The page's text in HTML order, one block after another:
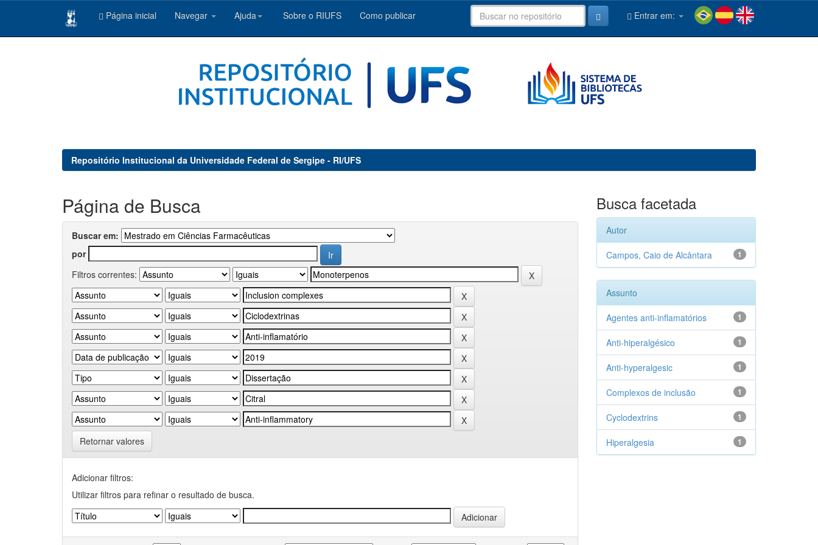
Página inicial Navegar Ajuda Sobre o RIUFS Como publicar Entrar em:
Repositório Institucional da Universidade Federal de Sergipe - RI/UFS
Página de Busca
Buscar em:
por
Filtros correntes:
Retornar valores
Adicionar filtros:
Utilizar filtros para refinar o resultado de busca.
Busca facetada
Autor
1
Campos, Caio de Alcântara
Assunto
1
Agentes anti-inflamatórios
1
Anti-hiperalgésico
1
Anti-hyperalgesic
1
Complexos de inclusão
1
Cyclodextrins
1
Hiperalgesia